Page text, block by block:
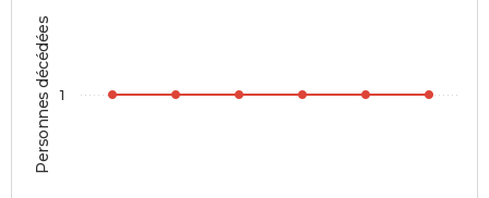
Personnes décédées 1